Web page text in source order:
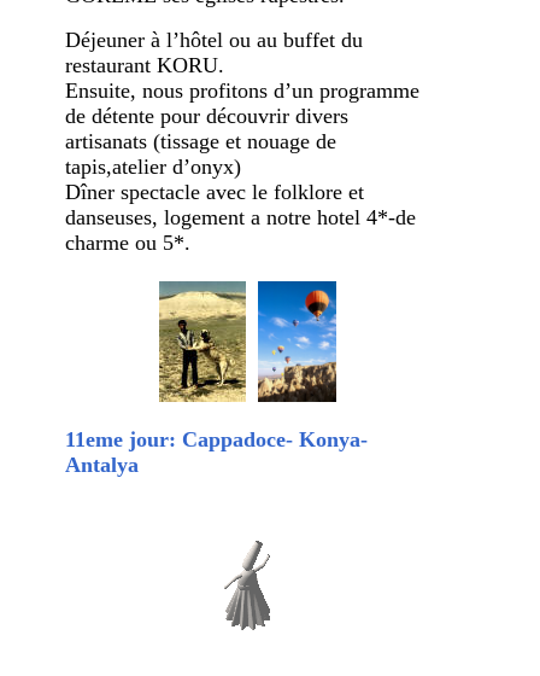
Déjeuner à l’hôtel ou au buffet du
restaurant KORU.
Ensuite, nous profitons d’un programme
de détente pour découvrir divers
artisanats (tissage et nouage de
tapis,atelier d’onyx)
Dîner spectacle avec le folklore et
danseuses, logement a notre hotel 4*-de
charme ou 5*.
11eme jour: Cappadoce- Konya-
Antalya